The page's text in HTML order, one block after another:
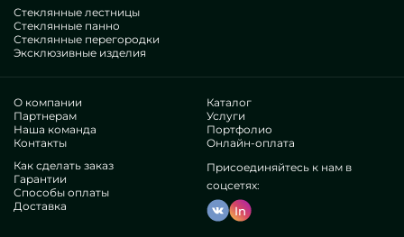
В нашем наборе — умельцы предельно отличающихся
направлений. У всех исключительные талант, что усладит
даже строгих пользователей. Регулярно занимаются
развитием профессиональных навыков, предусматривают,
как ориентироваться в проблемных ситуациях. Смастерят и
обустроят Пластиковые ПВХ перегородки для душа под
заказ.
и частных покупателей. Изобилие великолепных
мнений —удостоверьтесь самосильно.
Существуем без медиумов, это позволяет доработать
производственные процессы, готовить все свободнее,
Стеклянные лестницы
Стеклянные панно
Стеклянные перегородки
Эксклюзивные изделия
О компании
Партнерам
Наша команда
Контакты
Каталог
Услуги
Портфолио
Онлайн-оплата
Как сделать заказ
Гарантии
Способы оплаты
Доставка
Присоединяйтесь к нам в
соцсетях:
In